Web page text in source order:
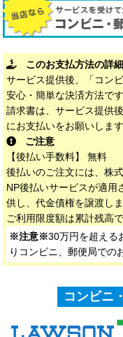
このお支払方法の詳細
サービス提供後、「コン
安心・簡単な決済方法です
請求書は、サービス提供
にお支払いをお願いします
ご注意
【後払い手数料】 無料
後払いのご注文には、株
NP後払いサービスが適用
供し、代金債権を譲渡しま
ご利用限度額は累計残高
※注意※30万円を超える
りコンビニ、郵便局での
コンビニ